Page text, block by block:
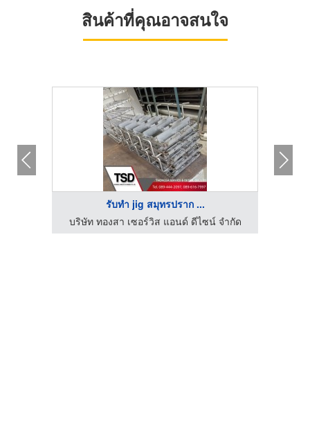
สินค้าที่คุณอาจสนใจ
รับทํา jig สมุทรปราก ...
บริษัท ทองสา เซอร์วิส แอนด์ ดีไซน์ จำกัด